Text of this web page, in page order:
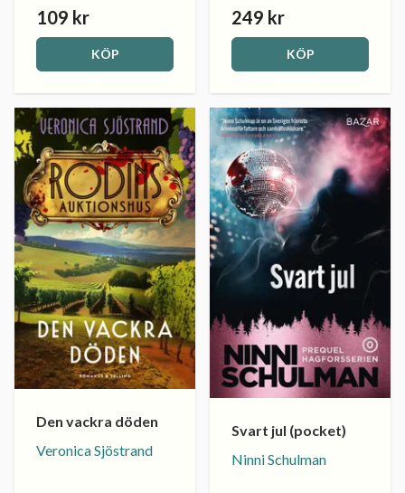
109 kr
KÖP
249 kr
KÖP
Den vackra döden
Veronica Sjöstrand
Svart jul (pocket)
Ninni Schulman